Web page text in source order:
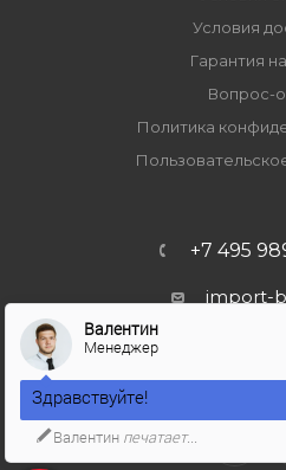
Условия
Гарантия
Вопрос-
Политика
+7 495
import-
г. Москва, ул.
Валентин
Менеджер
Здравствуйте!
Валентин печатает...